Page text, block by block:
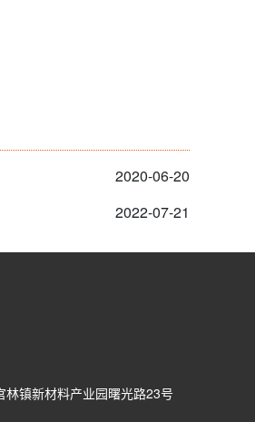
2020-06-20
2022-07-21
林镇新材料产业园曙光路23号